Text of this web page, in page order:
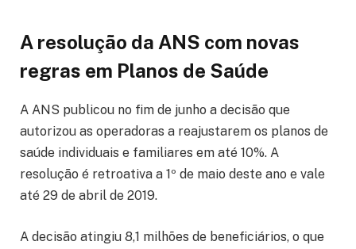
A resolução da ANS com novas
regras em Planos de Saúde
A ANS publicou no fim de junho a decisão que
autorizou as operadoras a reajustarem os planos de
saúde individuais e familiares em até 10%. A
resolução é retroativa a 1º de maio deste ano e vale
até 29 de abril de 2019.
A decisão atingiu 8,1 milhões de beneficiários, o que